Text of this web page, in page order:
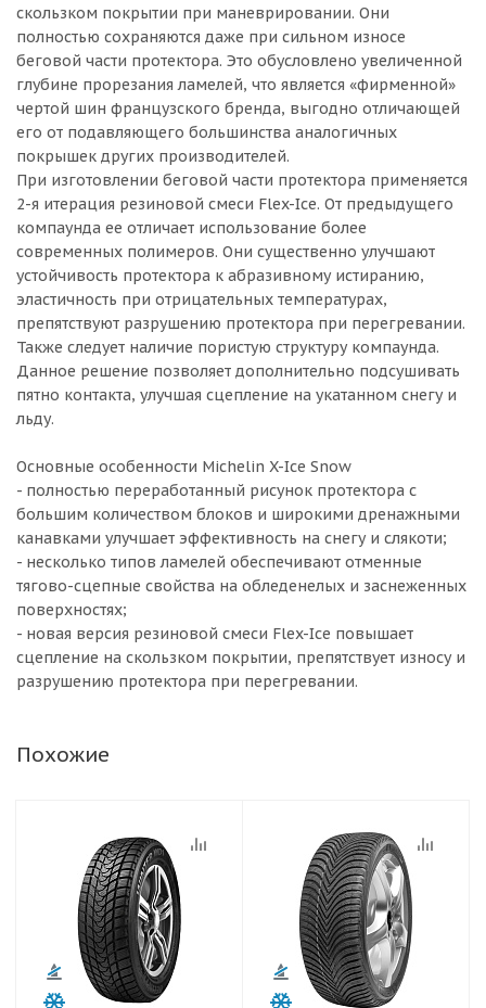
скользком покрытии при маневрировании. Они
полностью сохраняются даже при сильном износе
беговой части протектора. Это обусловлено увеличенной
глубине прорезания ламелей, что является «фирменной»
чертой шин французского бренда, выгодно отличающей
его от подавляющего большинства аналогичных
покрышек других производителей.
При изготовлении беговой части протектора применяется
2-я итерация резиновой смеси Flex-Ice. От предыдущего
компаунда ее отличает использование более
современных полимеров. Они существенно улучшают
устойчивость протектора к абразивному истиранию,
эластичность при отрицательных температурах,
препятствуют разрушению протектора при перегревании.
Также следует наличие пористую структуру компаунда.
Данное решение позволяет дополнительно подсушивать
пятно контакта, улучшая сцепление на укатанном снегу и
льду.
Основные особенности Michelin X-Ice Snow
- полностью переработанный рисунок протектора с
большим количеством блоков и широкими дренажными
канавками улучшает эффективность на снегу и слякоти;
- несколько типов ламелей обеспечивают отменные
тягово-сцепные свойства на обледенелых и заснеженных
поверхностях;
- новая версия резиновой смеси Flex-Ice повышает
сцепление на скользком покрытии, препятствует износу и
разрушению протектора при перегревании.
Похожие